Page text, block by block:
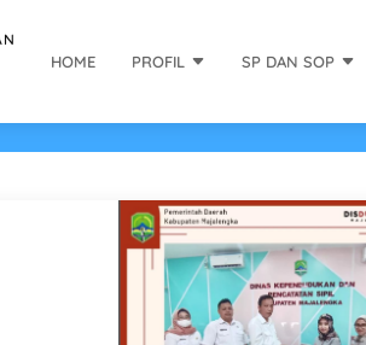
HOME PROFIL SP DAN SOP